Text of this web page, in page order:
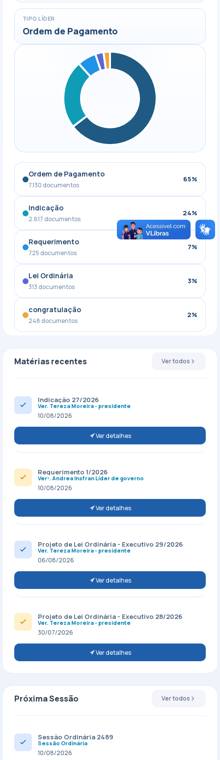
TIPO LÍDER
Ordem de Pagamento
Ordem de Pagamento
7.130 documentos
65%
Indicação
2.617 documentos
24%
Requerimento
725 documentos
7%
Lei Ordinária
313 documentos
3%
congratulação
248 documentos
2%
Matérias recentes Ver todos
Indicação 27/2026
Ver. Tereza Moreira - presidente
10/08/2026
Ver detalhes
Requerimento 1/2026
Verª. Andrea Insfran Líder de governo
10/08/2026
Ver detalhes
Projeto de Lei Ordinária - Executivo 29/2026
Ver. Tereza Moreira - presidente
06/08/2026
Ver detalhes
Projeto de Lei Ordinária - Executivo 28/2026
Ver. Tereza Moreira - presidente
30/07/2026
Ver detalhes
Próxima Sessão Ver todos
Sessão Ordinária 2489
Sessão Ordinária
10/08/2026